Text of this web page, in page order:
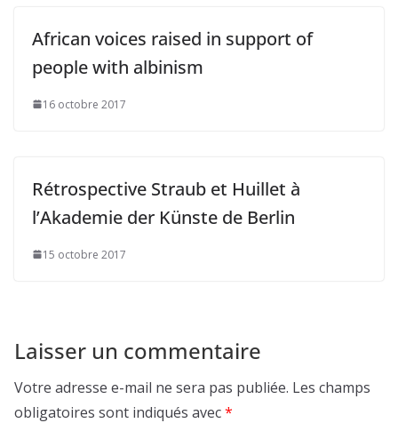
African voices raised in support of
people with albinism
16 octobre 2017
Rétrospective Straub et Huillet à
l’Akademie der Künste de Berlin
15 octobre 2017
Laisser un commentaire
Votre adresse e-mail ne sera pas publiée. Les champs
obligatoires sont indiqués avec*